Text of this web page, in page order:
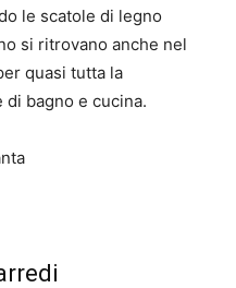
le scatole di legno
si ritrovano anche nel
quasi tutta la
di bagno e cucina.